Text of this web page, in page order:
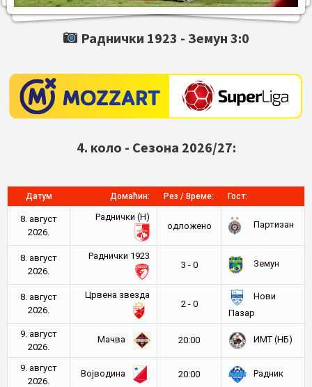
Раднички 1923 -Земун 3:0
4. коло - Сезона 2026/27:
Датум Домаћин: Рез / Време: Гост:
8. август
2026.
Раднички (Н)
oдложено
Партизан
8. август
2026.
Раднички 1923
3 - 0
Земун
8. август
2026.
Црвена звезда
2 - 0
Нови
Пазар
9. август
2026.
Мачва 20:00 ИМТ (НБ)
9. август
2026.
Војводина 20:00 Радник